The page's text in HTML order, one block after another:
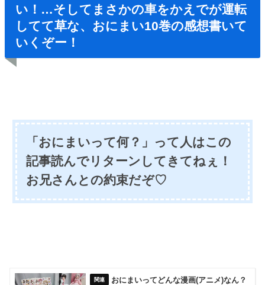
い！…そしてまさかの車をかえでが運転
してて草な、おにまい10巻の感想書いて
いくぞー！
「おにまいって何？」って人はこの
記事読んでリターンしてきてねぇ！
お兄さんとの約束だぞ♡
おにまいってどんな漫画(アニメ)なん？